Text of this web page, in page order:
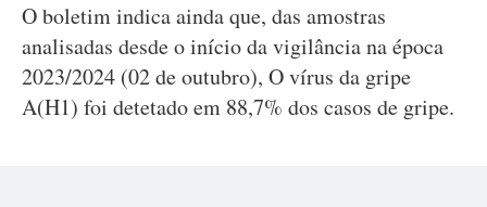
O boletim indica ainda que, das amostras
analisadas desde o início da vigilância na época
2023/2024 (02 de outubro), O vírus da gripe
A(H1) foi detetado em 88,7% dos casos de gripe.